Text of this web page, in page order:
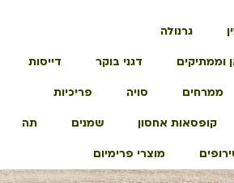
גרנולה
וממתיקים דגני בוקר דייסות
ממרחים סויה פריכיות
קופסאות אחסון שמנים תה
מוצרי פרימיום